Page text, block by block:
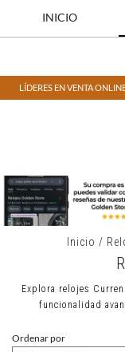
INICIO
LÍDERES EN VENTA
Inicio /
Explora relojes
funcionalidad
Ordenar por